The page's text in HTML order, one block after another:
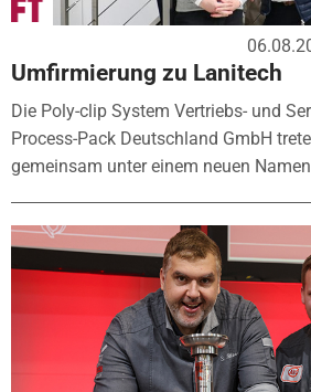
Umfirmierung zu Lanitech
Die Poly-clip System Vertriebs- und
Process-Pack Deutschland GmbH
gemeinsam unter einem neuen